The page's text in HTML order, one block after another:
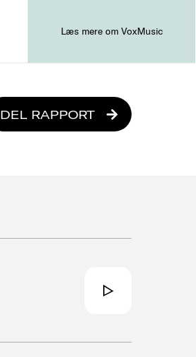
Læs mere om VoxMusic
DEL RAPPORT